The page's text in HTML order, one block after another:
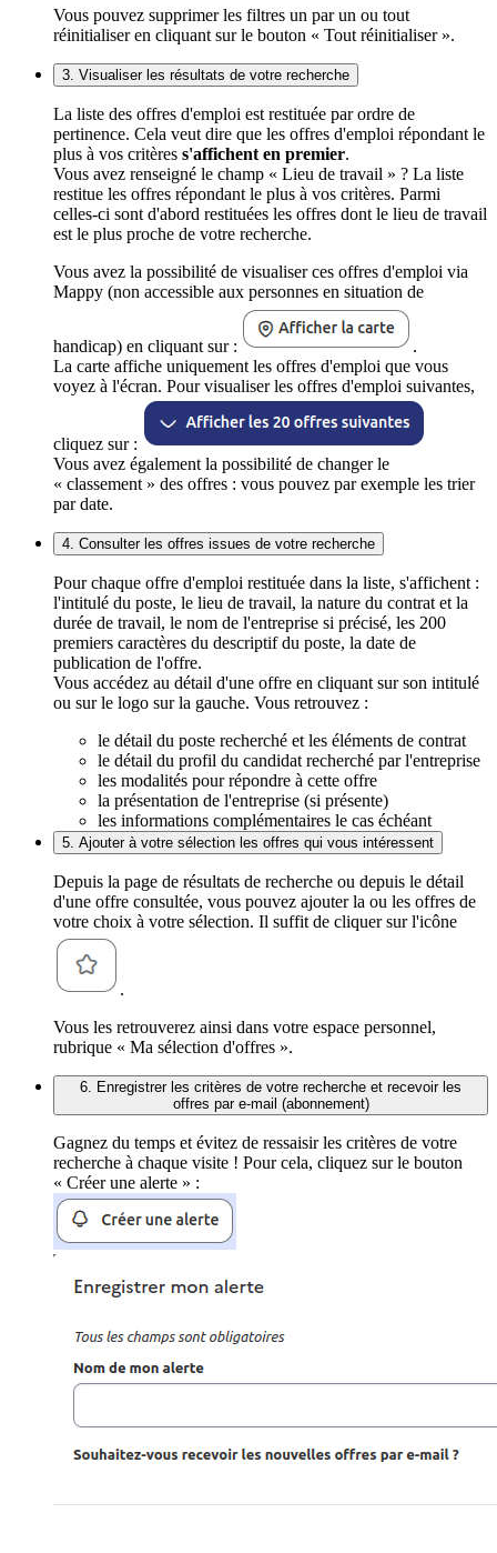
Vous pouvez supprimer les filtres un par un ou tout
réinitialiser en cliquant sur le bouton « Tout réinitialiser ».
3. Visualiser les résultats de votre recherche
La liste des offres d'emploi est restituée par ordre de
pertinence. Cela veut dire que les offres d'emploi répondant le
plus à vos critères s'affichent en premier.
Vous avez renseigné le champ « Lieu de travail » ? La liste
restitue les offres répondant le plus à vos critères. Parmi
celles-ci sont d'abord restituées les offres dont le lieu de travail
est le plus proche de votre recherche.
Vous avez la possibilité de visualiser ces offres d'emploi via
Mappy (non accessible aux personnes en situation de
handicap) en cliquant sur :
.
La carte affiche uniquement les offres d'emploi que vous
voyez à l'écran. Pour visualiser les offres d'emploi suivantes,
cliquez sur :
Vous avez également la possibilité de changer le
« classement » des offres : vous pouvez par exemple les trier
par date.
4. Consulter les offres issues de votre recherche
Pour chaque offre d'emploi restituée dans la liste, s'affichent :
l'intitulé du poste, le lieu de travail, la nature du contrat et la
durée de travail, le nom de l'entreprise si précisé, les 200
premiers caractères du descriptif du poste, la date de
publication de l'offre.
Vous accédez au détail d'une offre en cliquant sur son intitulé
ou sur le logo sur la gauche. Vous retrouvez :
le détail du poste recherché et les éléments de contrat
le détail du profil du candidat recherché par l'entreprise
les modalités pour répondre à cette offre
la présentation de l'entreprise (si présente)
les informations complémentaires le cas échéant
5. Ajouter à votre sélection les offres qui vous intéressent
Depuis la page de résultats de recherche ou depuis le détail
d'une offre consultée, vous pouvez ajouter la ou les offres de
votre choix à votre sélection. Il suffit de cliquer sur l'icône
.
Vous les retrouverez ainsi dans votre espace personnel,
rubrique « Ma sélection d'offres ».
6. Enregistrer les critères de votre recherche et recevoir les
offres par e-mail (abonnement)
Gagnez du temps et évitez de ressaisir les critères de votre
recherche à chaque visite ! Pour cela, cliquez sur le bouton
« Créer une alerte » :